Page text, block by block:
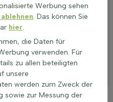
Werbung sehen
. Das können Sie
hier.
die Daten für
verwenden. Für
zu allen beteiligten
unsere
werden zum Zweck der
sowie zur Messung der